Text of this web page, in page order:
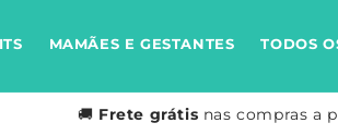
MAMÃES E GESTANTES TODOS
🚚 Frete grátis nas compras a